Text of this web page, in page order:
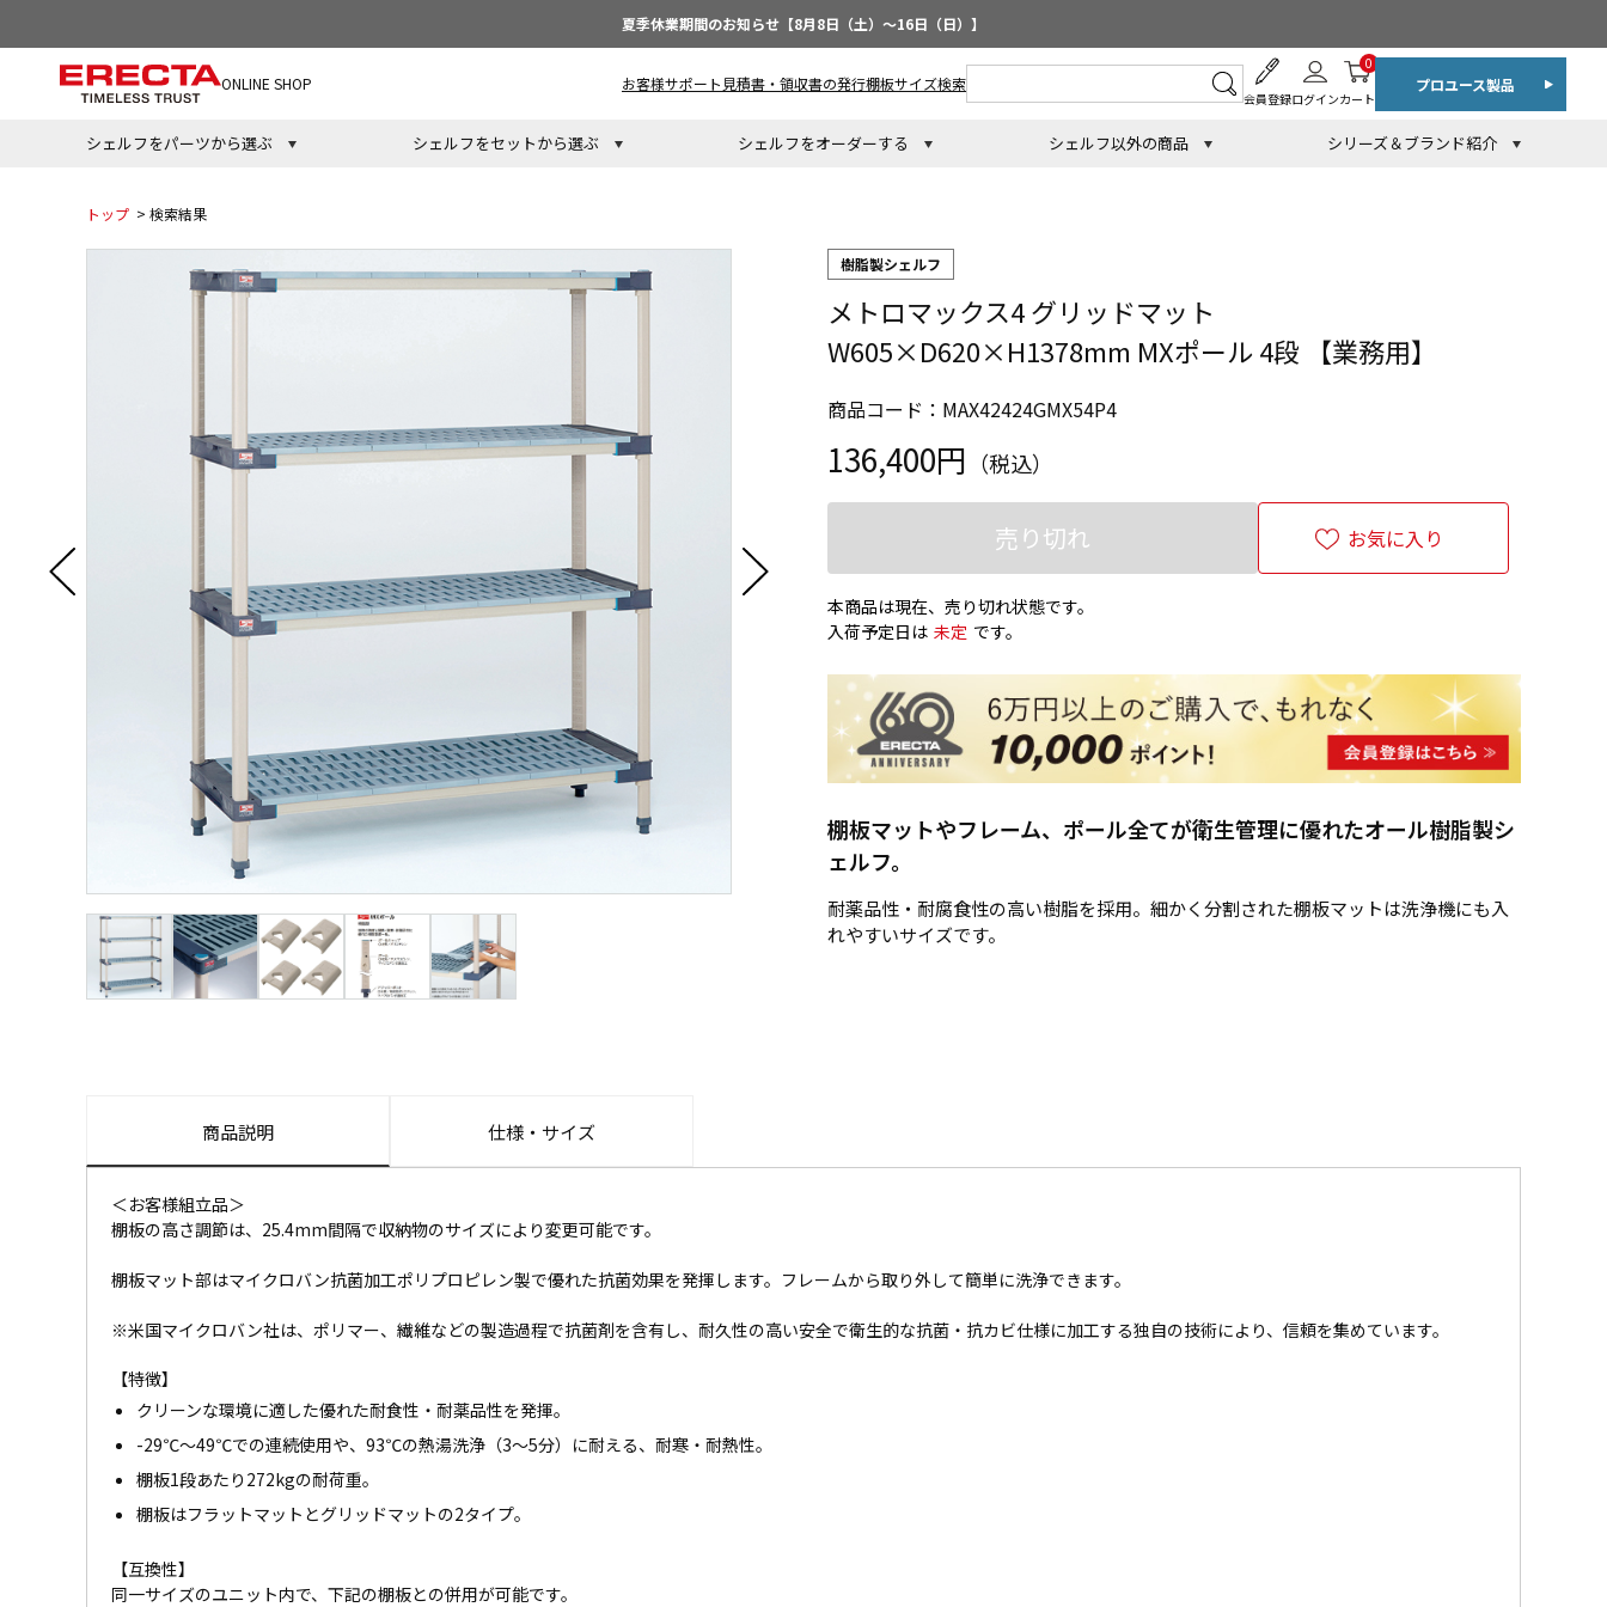
夏季休業期間のお知らせ【8月8日（土）～16日（日）】
ONLINE SHOP お客様サポート 見積書・領収書の発行棚板サイズ検索
会員登録ログインカート
0
プロユース製品
シェルフをパーツから選ぶ シェルフをセットから選ぶ シェルフをオーダーする シェルフ以外の商品 シリーズ＆ブランド紹介
トップ > 検索結果
樹脂製シェルフ
メトロマックス4 グリッドマット
W605×D620×H1378mm MXポール 4段 【業務用】
商品コード：MAX42424GMX54P4
136,400円 （税込）
売り切れ お気に入り
本商品は現在、売り切れ状態です。
入荷予定日は 未定 です。
棚板マットやフレーム、ポール全てが衛生管理に優れたオール樹脂製シ
ェルフ。
耐薬品性・耐腐食性の高い樹脂を採用。細かく分割された棚板マットは洗浄機にも入
れやすいサイズです。
商品説明 仕様・サイズ
＜お客様組立品＞
棚板の高さ調節は、25.4mm間隔で収納物のサイズにより変更可能です。
棚板マット部はマイクロバン抗菌加工ポリプロピレン製で優れた抗菌効果を発揮します。フレームから取り外して簡単に洗浄できます。
※米国マイクロバン社は、ポリマー、繊維などの製造過程で抗菌剤を含有し、耐久性の高い安全で衛生的な抗菌・抗カビ仕様に加工する独自の技術により、信頼を集めています。
【特徴】
クリーンな環境に適した優れた耐食性・耐薬品性を発揮。
-29℃～49℃での連続使用や、93℃の熱湯洗浄（3～5分）に耐える、耐寒・耐熱性。
棚板1段あたり272kgの耐荷重。
棚板はフラットマットとグリッドマットの2タイプ。
【互換性】
同一サイズのユニット内で、下記の棚板との併用が可能です。